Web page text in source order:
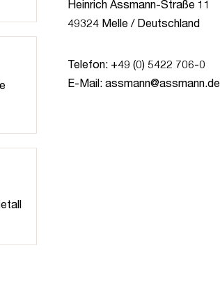
Heinrich Assmann-Straße 11
49324 Melle / Deutschland
Telefon: +49 (0) 5422 706-0
E-Mail: assmann@assmann.de